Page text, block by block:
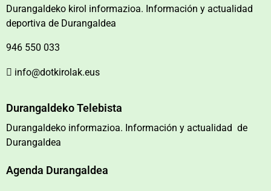
Durangaldeko kirol informazioa. Información y actualidad
deportiva de Durangaldea
946 550 033
info@dotkirolak.eus
Durangaldeko Telebista
Durangaldeko informazioa. Información y actualidad de
Durangaldea
Agenda Durangaldea